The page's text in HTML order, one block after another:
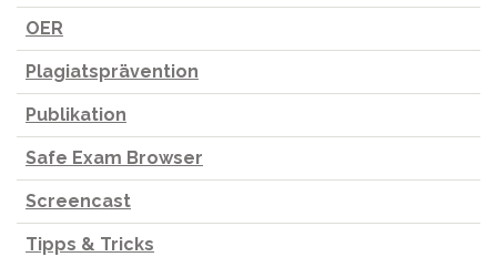
OER
Plagiatsprävention
Publikation
Safe Exam Browser
Screencast
Tipps & Tricks